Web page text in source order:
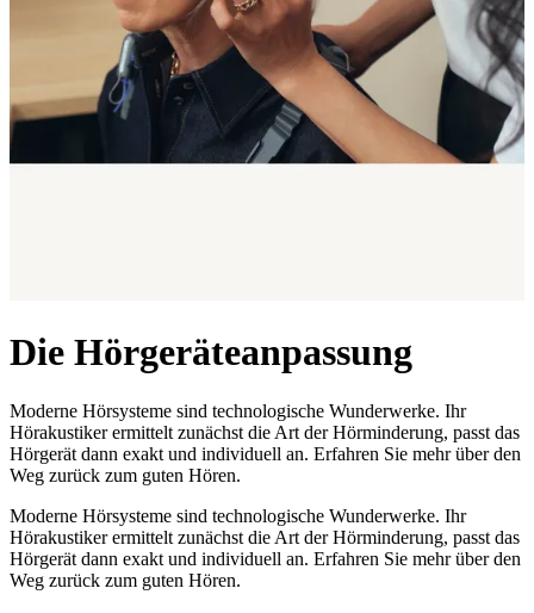
Die Hörgeräteanpassung
Moderne Hörsysteme sind technologische Wunderwerke. Ihr
Hörakustiker ermittelt zunächst die Art der Hörminderung, passt das
Hörgerät dann exakt und individuell an. Erfahren Sie mehr über den
Weg zurück zum guten Hören.
Moderne Hörsysteme sind technologische Wunderwerke. Ihr
Hörakustiker ermittelt zunächst die Art der Hörminderung, passt das
Hörgerät dann exakt und individuell an. Erfahren Sie mehr über den
Weg zurück zum guten Hören.